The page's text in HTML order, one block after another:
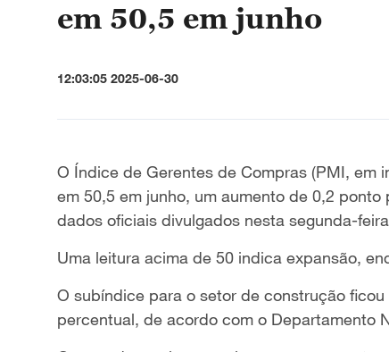
em 50,5 em junho
12:03:05 2025-06-30
O Índice de Gerentes de Compras (PMI, em
em 50,5 em junho, um aumento de 0,2
dados oficiais divulgados nesta segunda-
Uma leitura acima de 50 indica expansão,
O subíndice para o setor de construção
percentual, de acordo com o Departamento